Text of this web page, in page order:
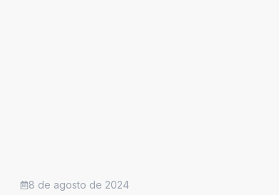
8 de agosto de 2024